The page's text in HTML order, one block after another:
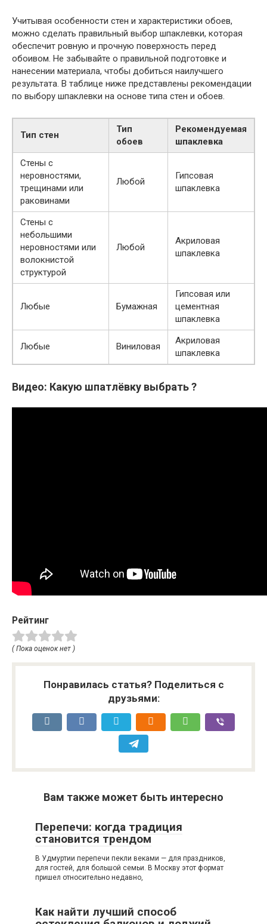
Учитывая особенности стен и характеристики обоев,
можно сделать правильный выбор шпаклевки, которая
обеспечит ровную и прочную поверхность перед
обоивом. Не забывайте о правильной подготовке и
нанесении материала, чтобы добиться наилучшего
результата. В таблице ниже представлены рекомендации
по выбору шпаклевки на основе типа стен и обоев.
Тип стен
Тип
обоев
Рекомендуемая
шпаклевка
Стены с
неровностями,
трещинами или
раковинами
Любой
Гипсовая
шпаклевка
Стены с
небольшими
неровностями или
волокнистой
структурой
Любой
Акриловая
шпаклевка
Любые Бумажная
Гипсовая или
цементная
шпаклевка
Любые Виниловая
Акриловая
шпаклевка
Видео: Какую шпатлёвку выбрать ?
Рейтинг
( Пока оценок нет )
Понравилась статья? Поделиться с
друзьями:
Вам также может быть интересно
Перепечи: когда традиция
становится трендом
В Удмуртии перепечи пекли веками — для праздников,
для гостей, для большой семьи. В Москву этот формат
пришел относительно недавно,
Как найти лучший способ